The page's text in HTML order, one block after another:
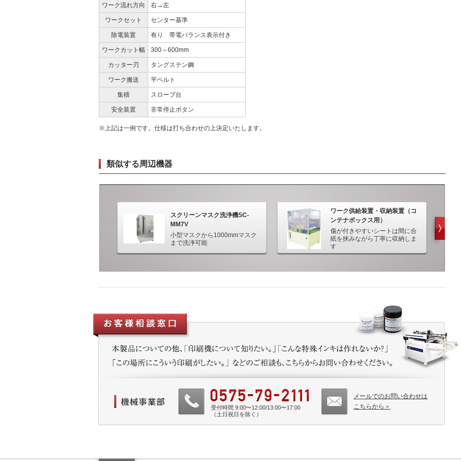
ワーク流れ方向 右→左
ワークセット センター基準
除電装置 有り 帯電バランス表示付き
ワークカット幅 300～600mm
カッター刃 タングステン鋼
ワーク搬送 平ベルト
集積 スロープ台
安全装置 非常停止ボタン
※上記は一例です。仕様は打ち合わせの上決定いたします。
類似する周辺機器
スクリーンマスク洗浄機SC-
MM7V
小型マスクから1000mmマスク
まで洗浄可能
ワーク供給装置・収納装置（コ
ンテナボックス用）
傷が付きやすいシートは間に合
紙を挟みながら丁寧に収納しま
す
受付時間 9:00〜12:00/13:00〜17:00
（土日祝日を除く）
メールでのお問い合わせは
こちらから＞